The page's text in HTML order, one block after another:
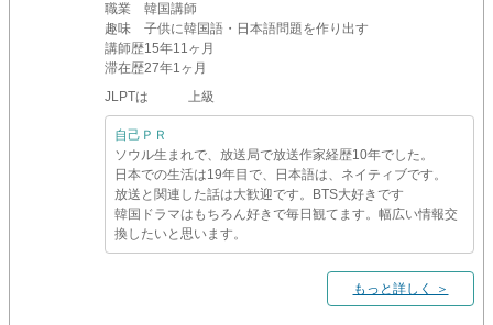
職業
韓国講師
趣味
子供に韓国語・日本語問題を作り出す
講師歴15年11ヶ月
滞在歴27年1ヶ月
JLPTは 上級
自己ＰＲ
ソウル生まれで、放送局で放送作家経歴10年でした。
日本での生活は19年目で、日本語は、ネイティブです。
放送と関連した話は大歓迎です。BTS大好きです
韓国ドラマはもちろん好きで毎日観てます。幅広い情報交
換したいと思います。
もっと詳しく ＞